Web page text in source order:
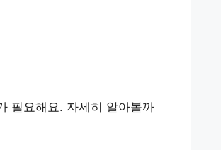
필요해요. 자세히 알아볼까